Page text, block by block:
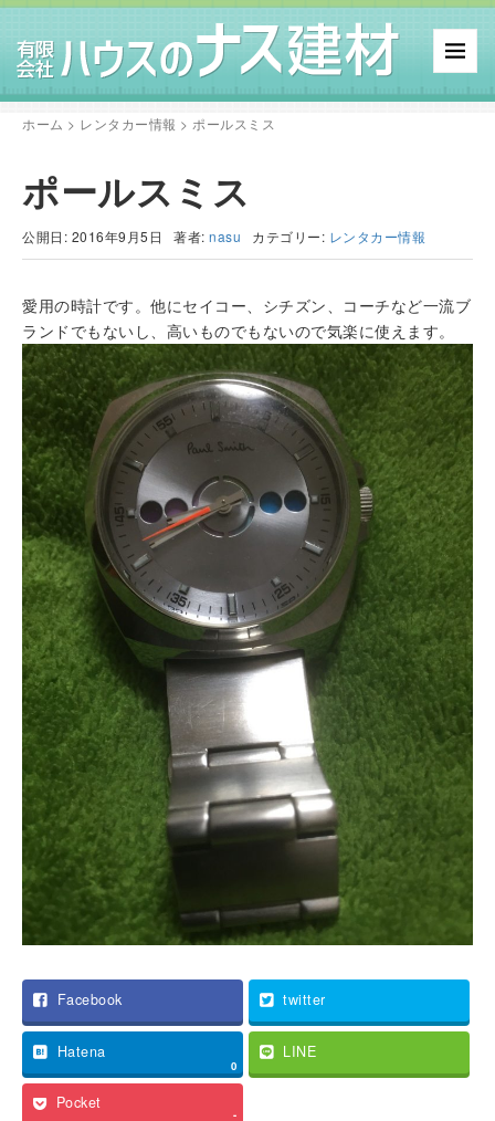
ホーム > レンタカー情報 > ポールスミス
ポールスミス
公開日: 2016年9月5日 著者: nasu カテゴリー: レンタカー情報
愛用の時計です。他にセイコー、シチズン、コーチなど一流ブ
ランドでもないし、高いものでもないので気楽に使えます。
Facebook twitter
Hatena
0
LINE
Pocket
-